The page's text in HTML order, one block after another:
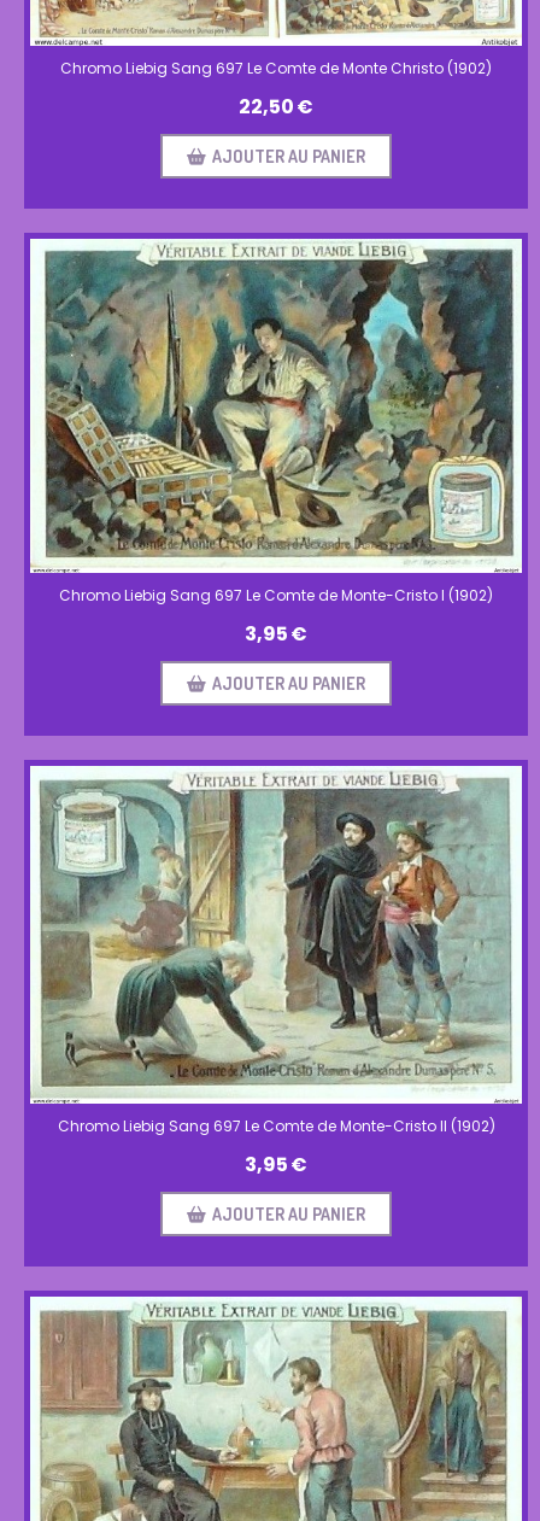
Chromo Liebig Sang 697 Le Comte de Monte Christo (1902)
22,50€
AJOUTER AU PANIER
Chromo Liebig Sang 697 Le Comte de Monte-Cristo I (1902)
3,95€
AJOUTER AU PANIER
Chromo Liebig Sang 697 Le Comte de Monte-Cristo II (1902)
3,95€
AJOUTER AU PANIER